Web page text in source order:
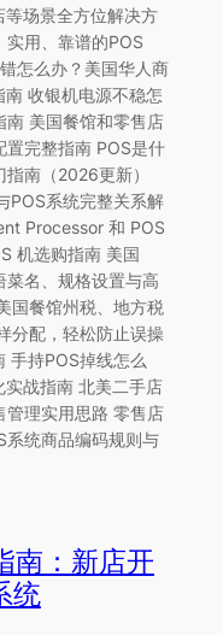
场景全方位解决方
用、靠谱的POS
怎么办？美国华人商
收银机电源不稳怎
南 美国餐馆和零售店
置完整指南 POS是什
南（2026更新）
POS系统完整关系解
Processor 和 POS
机选购指南 美国
菜名、规格设置与高
国餐馆州税、地方税
分配，轻松防止误操
持POS掉线怎么
战指南 北美二手店
管理实用思路 零售店
系统商品编码规则与
南：新店开
统